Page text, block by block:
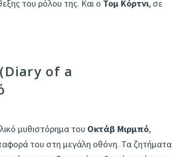
του ρόλου της. Και ο Τομ Κόρτνι, σε
of a
μυθιστόρημα του Οκτάβ Μιρμπό,
του στη μεγάλη οθόνη. Τα ζητήματα